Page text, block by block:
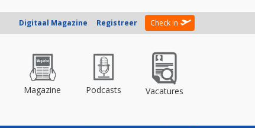
Digitaal Magazine Registreer Check in
Magazine Podcasts Vacatures